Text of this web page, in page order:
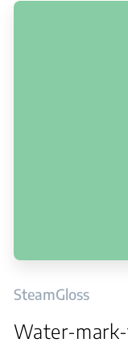
SteamGloss
Water-